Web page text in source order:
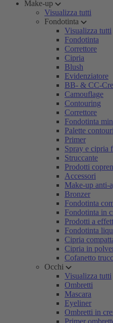
Make-up
Visualizza tutti
Fondotinta
Visualizza tutti
Fondotinta
Correttore
Cipria
Blush
Evidenziatore
BB- & CC-
Camouflage
Contouring
Correttore
Fondotinta
Palette
Primer
Spray e cipria
Struccante
Prodotti
Accessori
Make-up anti-
Bronzer
Fondotinta
Fondotinta in
Prodotti a
Fondotinta
Cipria
Cipria in
Cofanetto
Occhi
Visualizza tutti
Ombretti
Mascara
Eyeliner
Ombretti in
Primer